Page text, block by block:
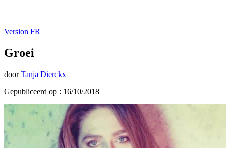
Version FR
Groei
door Tanja Dierckx
Gepubliceerd op : 16/10/2018